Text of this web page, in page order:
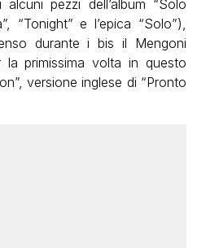
pezzi dell’album “Solo
“Tonight” e l’epica “Solo”),
durante i bis il Mengoni
la primissima volta in questo
versione inglese di “Pronto